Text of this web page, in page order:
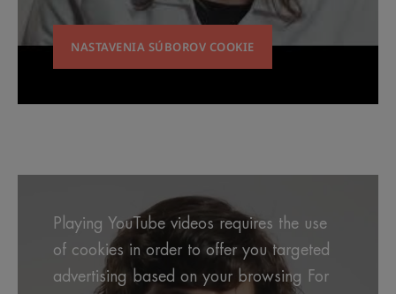
NASTAVENIA SÚBOROV COOKIE
Playing YouTube videos requires the use
of cookies in order to offer you targeted
advertising based on your browsing For